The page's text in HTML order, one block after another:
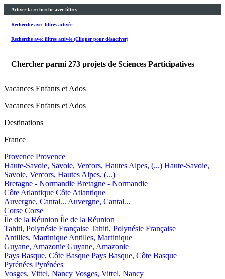
Activer la recherche avec filtres
Recherche avec filtres activée
Recherche avec filtres activée (Cliquer pour désactiver)
Chercher parmi 273 projets de Sciences Participatives
Vacances Enfants et Ados
Vacances Enfants et Ados
Destinations
France
Provence Provence
Haute-Savoie, Savoie, Vercors, Hautes Alpes, (...) Haute-Savoie,
Savoie, Vercors, Hautes Alpes, (...)
Bretagne - Normandie Bretagne - Normandie
Côte Atlantique Côte Atlantique
Auvergne, Cantal... Auvergne, Cantal...
Corse Corse
Île de la Réunion Île de la Réunion
Tahiti, Polynésie Française Tahiti, Polynésie Française
Antilles, MartiniqueAntilles, Martinique
Guyane, Amazonie Guyane, Amazonie
Pays Basque, Côte Basque Pays Basque, Côte Basque
Pyrénées Pyrénées
Vosges, Vittel, Nancy Vosges, Vittel, Nancy